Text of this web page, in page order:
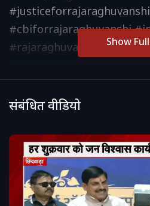
#justiceforrajaraghuvanshi
#cbiforrajaraghuvanshi
#rajaraghuvanshimurder
Show Full
संबंधित वीडियो